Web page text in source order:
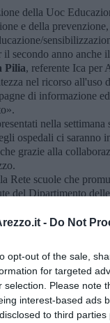
- Do Not
opt-out of the sale,
for targeted
selection. Please note
interest-based ads
to third
della Uoc
e della
secondo anno anche
Pilia, referente Ica per
nel ricorso
di informazione
nella
ospedali ci saranno
grazie alla
Rete scuole che
del Dipartimento
la visione della
protegga
il prossimo anno
creative per
toccano in maniera
delle mani si
a Grosseto, in